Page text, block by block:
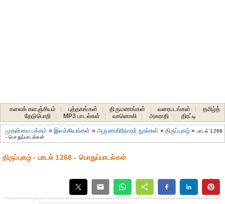
கலைக் களஞ்சியம் புத்தகங்கள் திருமணங்கள் வரைபடங்கள்
தமிழ்த்
தேடுபொறி
MP3 பாடல்கள் வானொலி அகராதி திரட்டி
முதன்மை பக்கம் »இலக்கியங்கள் »அருணகிரிநாதர் நூல்கள் »திருப்புகழ் » பாடல் 1268
- பொதுப்பாடல்கள்
திருப்புகழ் - பாடல் 1268 - பொதுப்பாடல்கள்